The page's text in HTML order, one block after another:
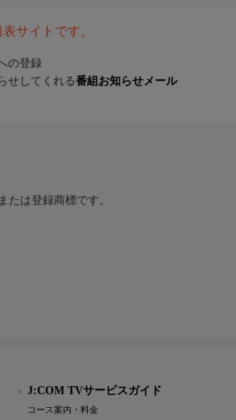
サイトです。
の登録
せしてくれる番組お知らせメール
たは登録商標です。
J:COM TVサービスガイド
コース案内・料金